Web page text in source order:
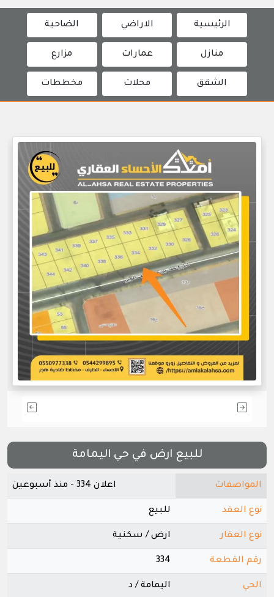
الرئيسية الاراضي الضاحية
منازل عمارات مزارع
الشقق محلات مخططات
للبيع ارض في حي اليمامة
المواصفات اعلان 334 - منذ أسبوعين
نوع العقد للبيع
نوع العقار ارض / سكنية
رقم القطعة 334
الحي اليمامة / د